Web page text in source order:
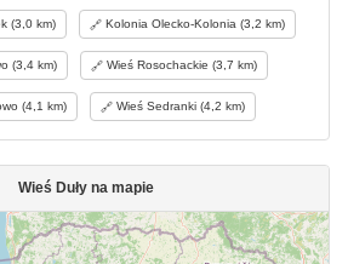
(3,0 km) Kolonia Olecko-Kolonia (3,2 km)
(3,4 km) Wieś Rosochackie (3,7 km)
(4,1 km) Wieś Sedranki (4,2 km)
Wieś Duły na mapie